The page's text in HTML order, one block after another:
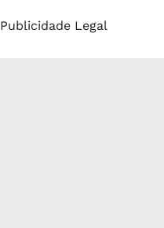
Publicidade Legal